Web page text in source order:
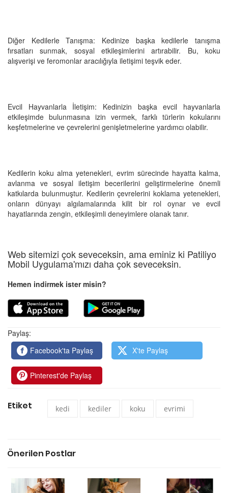
Diğer Kedilerle Tanışma: Kedinize başka kedilerle tanışma
fırsatları sunmak, sosyal etkileşimlerini artırabilir. Bu, koku
alışverişi ve feromonlar aracılığıyla iletişimi teşvik eder.
Evcil Hayvanlarla İletişim: Kedinizin başka evcil hayvanlarla
etkileşimde bulunmasına izin vermek, farklı türlerin kokularını
keşfetmelerine ve çevrelerini genişletmelerine yardımcı olabilir.
Kedilerin koku alma yetenekleri, evrim sürecinde hayatta kalma,
avlanma ve sosyal iletişim becerilerini geliştirmelerine önemli
katkılarda bulunmuştur. Kedilerin çevrelerini koklama yetenekleri,
onların dünyayı algılamalarında kilit bir rol oynar ve evcil
hayatlarında zengin, etkileşimli deneyimlere olanak tanır.
Web sitemizi çok seveceksin, ama eminiz ki Patiliyo
Mobil Uygulama'mızı daha çok seveceksin.
Hemen indirmek ister misin?
Paylaş:
Facebook'ta Paylaş
X'te Paylaş
Pinterest'de Paylaş
Etiket kedi kediler koku evrimi
Önerilen Postlar